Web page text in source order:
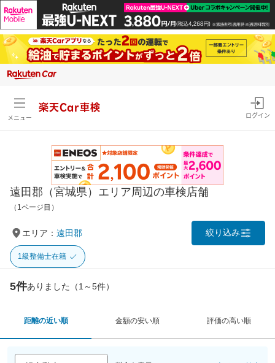
メニュー
楽天Car車検
ログイン
遠田郡（宮城県）エリア周辺の車検店舗
（1ページ目）
エリア： 遠田郡 絞り込み
1級整備士在籍
5件ありました（1～5件）
距離の近い順 金額の安い順 評価の高い順